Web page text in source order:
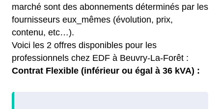
marché sont des abonnements déterminés par les
fournisseurs eux_mêmes (évolution, prix,
contenu, etc…).
Voici les 2 offres disponibles pour les
professionnels chez EDF à Beuvry-La-Forêt :
Contrat Flexible (inférieur ou égal à 36 kVA) :